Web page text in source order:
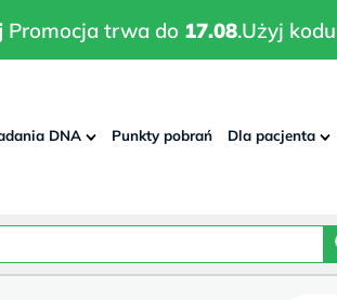
Promocja trwa do 17.08.Użyj
Promocja trwa do 17.08.Użyj kodu:
DNA Punkty pobrań Dla pacjenta